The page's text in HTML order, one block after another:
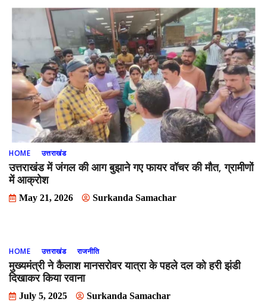
HOME उत्तराखंड
उत्तराखंड में जंगल की आग बुझाने गए फायर वॉचर की मौत, ग्रामीणों
में आक्रोश
May 21, 2026 Surkanda Samachar
HOME उत्तराखंड राजनीति
मुख्यमंत्री ने कैलाश मानसरोवर यात्रा के पहले दल को हरी झंडी
दिखाकर किया रवाना
July 5, 2025 Surkanda Samachar